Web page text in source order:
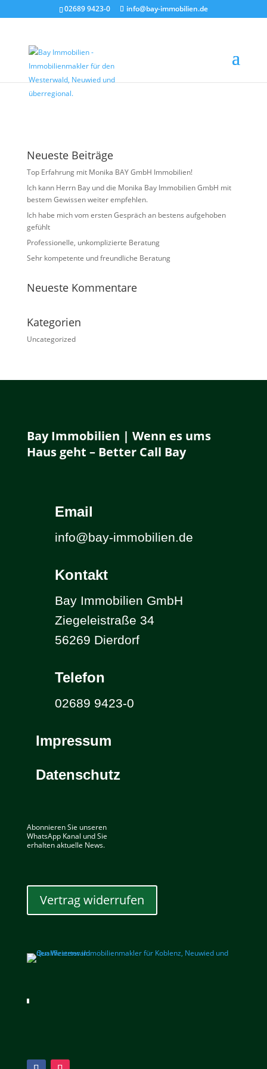
02689 9423-0 info@bay-immobilien.de
Bild20
vonAgentur Kloft|Okt. 31, 2024
Neueste Beiträge
Top Erfahrung mit Monika BAY GmbH Immobilien!
Ich kann Herrn Bay und die Monika Bay Immobilien GmbH mit
bestem Gewissen weiter empfehlen.
Ich habe mich vom ersten Gespräch an bestens aufgehoben
gefühlt
Professionelle, unkomplizierte Beratung
Sehr kompetente und freundliche Beratung
Neueste Kommentare
Kategorien
Uncategorized
Bay Immobilien | Wenn es ums
Haus geht – Better Call Bay
Email
info@bay-immobilien.de
Kontakt
Bay Immobilien GmbH
Ziegeleistraße 34
56269 Dierdorf
Telefon
02689 9423-0
Impressum
Datenschutz
Abonnieren Sie unseren
WhatsApp Kanal und Sie
erhalten aktuelle News.
Vertrag widerrufen